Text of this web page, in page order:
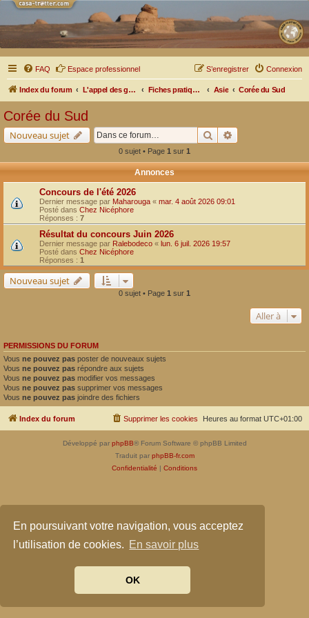
En poursuivant votre navigation, vous acceptez
l’utilisation de cookies. En savoir plus
OK
FAQ Espace professionnel Connexion
S’enregistrer
Index du forum L'appel des grands espaces Fiches pratiques par pays, pistes et bivouacs Asie Corée du Sud
Corée du Sud
Nouveau sujet Rechercher
0 sujet • Page 1 sur 1
Annonces
Concours de l'été 2026
Dernier message par Maharouga « mar. 4 août 2026 09:01
Posté dans Chez Nicéphore
Réponses : 7
Résultat du concours Juin 2026
Dernier message par Ralebodeco « lun. 6 juil. 2026 19:57
Posté dans Chez Nicéphore
Réponses : 1
Nouveau sujet
0 sujet • Page 1 sur 1
Aller à
PERMISSIONS DU FORUM
Vous ne pouvez pas poster de nouveaux sujets
Vous ne pouvez pas répondre aux sujets
Vous ne pouvez pas modifier vos messages
Vous ne pouvez pas supprimer vos messages
Vous ne pouvez pas joindre des fichiers
Index du forum Heures au format UTC+01:00
Supprimer les cookies
Développé par phpBB® Forum Software © phpBB Limited
Traduit par phpBB-fr.com
Confidentialité | Conditions